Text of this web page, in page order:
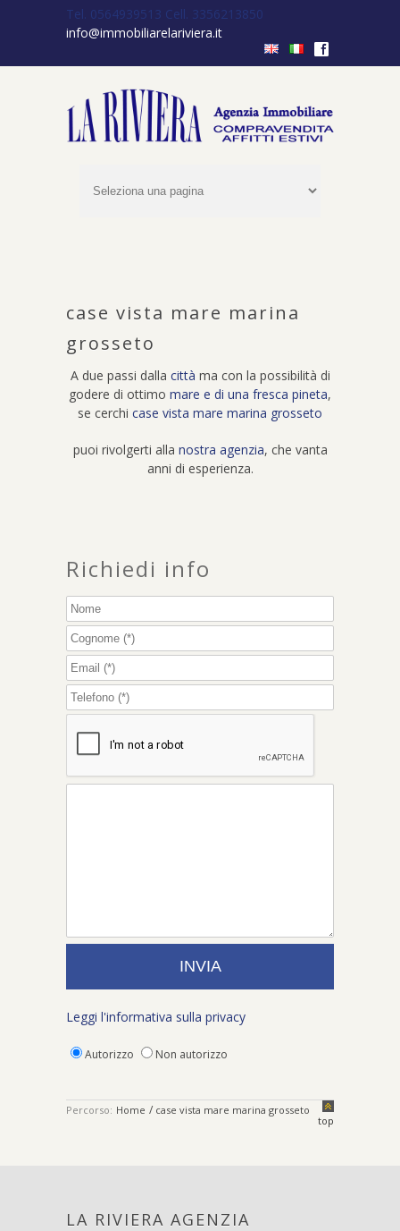
Tel. 0564939513 Cell. 3356213850
info@immobiliarelariviera.it
f
case vista mare marina
grosseto
A due passi dalla città ma con la possibilità di
godere di ottimo mare e di una fresca pineta,
se cerchi case vista mare marina grosseto
puoi rivolgerti alla nostra agenzia, che vanta
anni di esperienza.
Richiedi info
Leggi l'informativa sulla privacy
Autorizzo Non autorizzo
Percorso: Home / case vista mare marina grosseto
top
LA RIVIERA AGENZIA